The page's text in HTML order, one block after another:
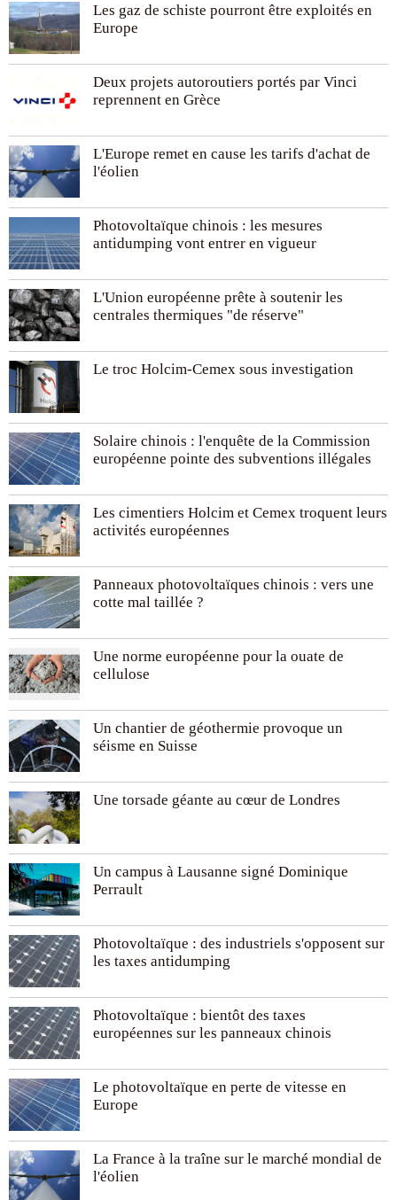
Les gaz de schiste pourront être exploités en
Europe
Deux projets autoroutiers portés par Vinci
reprennent en Grèce
L'Europe remet en cause les tarifs d'achat de
l'éolien
Photovoltaïque chinois : les mesures
antidumping vont entrer en vigueur
L'Union européenne prête à soutenir les
centrales thermiques "de réserve"
Le troc Holcim-Cemex sous investigation
Solaire chinois : l'enquête de la Commission
européenne pointe des subventions illégales
Les cimentiers Holcim et Cemex troquent leurs
activités européennes
Panneaux photovoltaïques chinois : vers une
cotte mal taillée ?
Une norme européenne pour la ouate de
cellulose
Un chantier de géothermie provoque un
séisme en Suisse
Une torsade géante au cœur de Londres
Un campus à Lausanne signé Dominique
Perrault
Photovoltaïque : des industriels s'opposent sur
les taxes antidumping
Photovoltaïque : bientôt des taxes
européennes sur les panneaux chinois
Le photovoltaïque en perte de vitesse en
Europe
La France à la traîne sur le marché mondial de
l'éolien